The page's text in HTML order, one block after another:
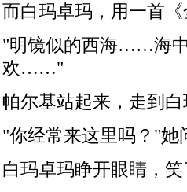
而白玛卓玛，用一首
"明镜似的西海……海
欢……"
帕尔基站起来，走到白
"你经常来这里吗？ "她
白玛卓玛睁开眼睛，笑